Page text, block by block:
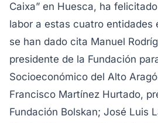
Caixa” en Huesca, ha
labor a estas cuatro entidades
se han dado cita Manuel
presidente de la Fundación
Socioeconómico del Alto
Francisco Martínez Hurtado,
Fundación Bolskan; José Luis